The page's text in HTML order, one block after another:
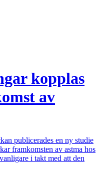
kopplas
av
publicerades en ny studie
framkomsten av astma hos
i takt med att den